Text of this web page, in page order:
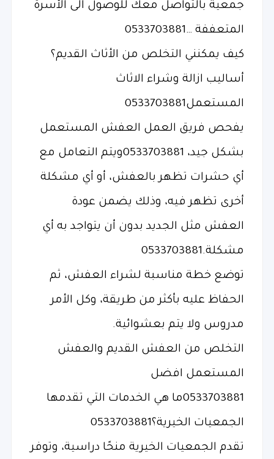
جمعية بالتواصل معك للوصول الى الأسرة
المتعففة …0533703881
كيف يمكنني التخلص من الأثاث القديم؟
أساليب ازالة وشراء الاثاث
المستعمل0533703881
يفحص فريق العمل العفش المستعمل
بشكل جيد، 0533703881ويتم التعامل مع
أي حشرات تظهر بالعفش، أو أي مشكلة
أخرى تظهر فيه، وذلك يضمن عودة
العفش مثل الجديد بدون أن يتواجد به أي
مشكلة.0533703881
توضع خطة مناسبة لشراء العفش، ثم
الحفاظ عليه بأكثر من طريقة، وكل الأمر
مدروس ولا يتم بعشوائية.
التخلص من العفش القديم والعفش
المستعمل افضل
0533703881ما هي الخدمات التي تقدمها
الجمعيات الخيرية؟0533703881
تقدم الجمعيات الخيرية منحًا دراسية، وتوفر